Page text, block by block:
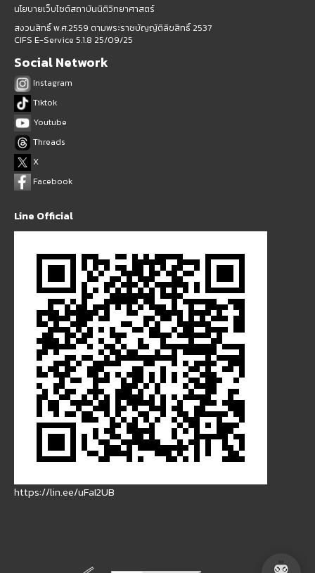
นโยบายเว็บไซต์สถาบันนิติวิทยาศาสตร์
สงวนสิทธิ์ พ.ศ.2559 ตามพระราชบัญญัติลิขสิทธิ์ 2537
CIFS E-Service 5.1.8 25/09/25
Social Network
Instagram
Tiktok
Youtube
Threads
X
Facebook
Line Official
https://lin.ee/uFaI2UB